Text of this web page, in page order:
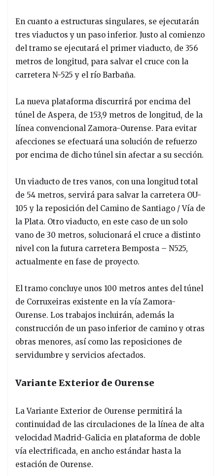
En cuanto a estructuras singulares, se ejecutarán
tres viaductos y un paso inferior. Justo al comienzo
del tramo se ejecutará el primer viaducto, de 356
metros de longitud, para salvar el cruce con la
carretera N-525 y el río Barbaña.
La nueva plataforma discurrirá por encima del
túnel de Aspera, de 153,9 metros de longitud, de la
línea convencional Zamora-Ourense. Para evitar
afecciones se efectuará una solución de refuerzo
por encima de dicho túnel sin afectar a su sección.
Un viaducto de tres vanos, con una longitud total
de 54 metros, servirá para salvar la carretera OU-
105 y la reposición del Camino de Santiago / Vía de
la Plata. Otro viaducto, en este caso de un solo
vano de 30 metros, solucionará el cruce a distinto
nivel con la futura carretera Bemposta – N525,
actualmente en fase de proyecto.
El tramo concluye unos 100 metros antes del túnel
de Corruxeiras existente en la vía Zamora-
Ourense. Los trabajos incluirán, además la
construcción de un paso inferior de camino y otras
obras menores, así como las reposiciones de
servidumbre y servicios afectados.
Variante Exterior de Ourense
La Variante Exterior de Ourense permitirá la
continuidad de las circulaciones de la línea de alta
velocidad Madrid-Galicia en plataforma de doble
vía electrificada, en ancho estándar hasta la
estación de Ourense.